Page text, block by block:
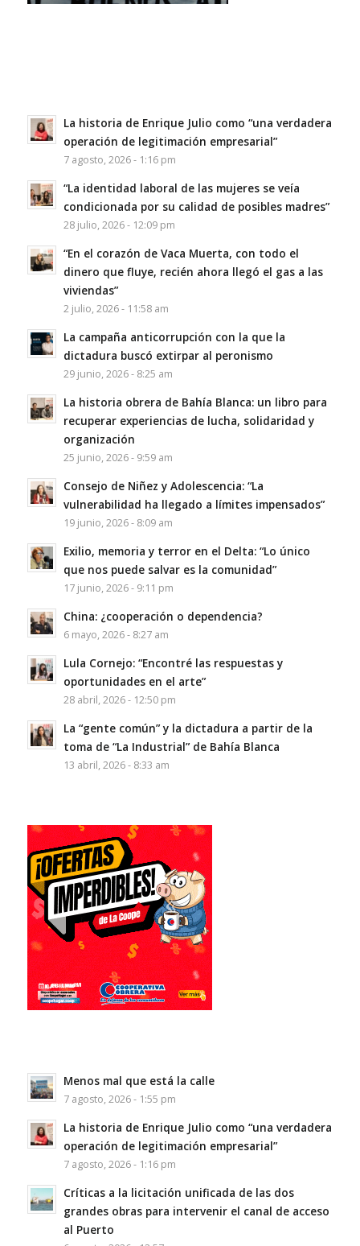
La historia de Enrique Julio como “una verdadera
operación de legitimación empresarial”
7 agosto, 2026 - 1:16 pm
“La identidad laboral de las mujeres se veía
condicionada por su calidad de posibles madres”
28 julio, 2026 - 12:09 pm
“En el corazón de Vaca Muerta, con todo el
dinero que fluye, recién ahora llegó el gas a las
viviendas”
2 julio, 2026 - 11:58 am
La campaña anticorrupción con la que la
dictadura buscó extirpar al peronismo
29 junio, 2026 - 8:25 am
La historia obrera de Bahía Blanca: un libro para
recuperar experiencias de lucha, solidaridad y
organización
25 junio, 2026 - 9:59 am
Consejo de Niñez y Adolescencia: “La
vulnerabilidad ha llegado a límites impensados”
19 junio, 2026 - 8:09 am
Exilio, memoria y terror en el Delta: “Lo único
que nos puede salvar es la comunidad”
17 junio, 2026 - 9:11 pm
China: ¿cooperación o dependencia?
6 mayo, 2026 - 8:27 am
Lula Cornejo: “Encontré las respuestas y
oportunidades en el arte”
28 abril, 2026 - 12:50 pm
La “gente común” y la dictadura a partir de la
toma de “La Industrial” de Bahía Blanca
13 abril, 2026 - 8:33 am
Menos mal que está la calle
7 agosto, 2026 - 1:55 pm
La historia de Enrique Julio como “una verdadera
operación de legitimación empresarial”
7 agosto, 2026 - 1:16 pm
Críticas a la licitación unificada de las dos
grandes obras para intervenir el canal de acceso
al Puerto